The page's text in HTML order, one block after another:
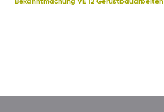
Bekanntmachung VE 12 Gerüstbauarbeiten